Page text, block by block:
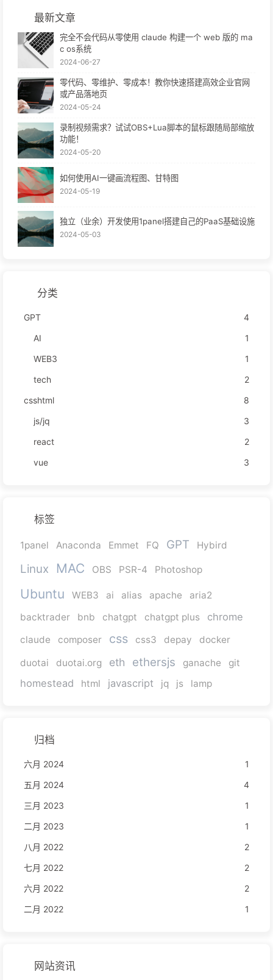
最新文章
完全不会代码从零使用 claude 构建一个 web 版的 ma
c os系统
2024-06-27
零代码、零维护、零成本！教你快速搭建高效企业官网
或产品落地页
2024-05-24
录制视频需求？试试OBS+Lua脚本的鼠标跟随局部缩放
功能！
2024-05-20
如何使用AI一键画流程图、甘特图
2024-05-19
独立（业余）开发使用1panel搭建自己的PaaS基础设施
2024-05-03
分类
GPT
4
AI
1
WEB3
1
tech
2
csshtml
8
js/jq
3
react
2
vue
3
标签
1panel Anaconda Emmet FQ GPT Hybird
Linux MAC OBS PSR-4 Photoshop
Ubuntu WEB3 ai alias apache
aria2
backtrader
bnb chatgpt chatgpt plus chrome
claude composer css css3 depay
docker
duotai
duotai.org eth ethersjs ganache git
homestead html javascript jq js lamp
归档
六月 2024
1
五月 2024
4
三月 2023
1
二月 2023
1
八月 2022
2
七月 2022
2
六月 2022
2
二月 2022
1
网站资讯